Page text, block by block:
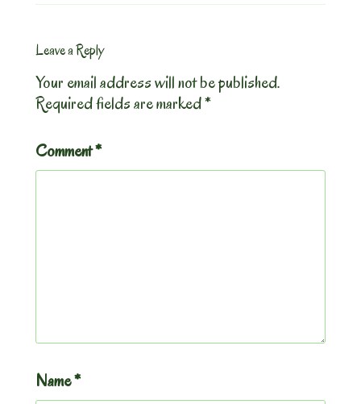
Leave a Reply
Your email address will not be published.
Required fields are marked*
Comment*
Name*